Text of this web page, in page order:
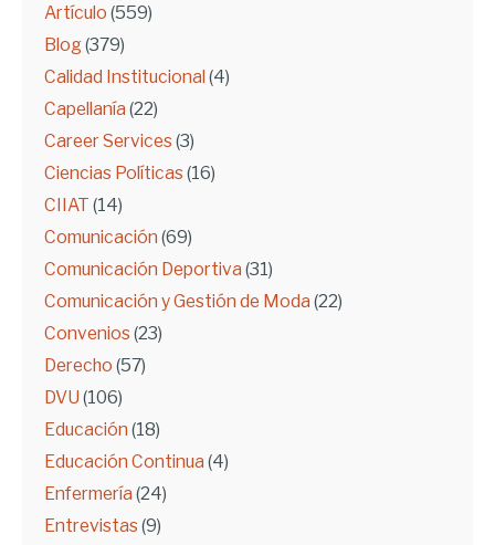
Artículo (559)
Blog(379)
Calidad Institucional (4)
Capellanía (22)
Career Services (3)
Ciencias Políticas (16)
CIIAT (14)
Comunicación (69)
Comunicación Deportiva (31)
Comunicación y Gestión de Moda (22)
Convenios (23)
Derecho (57)
DVU (106)
Educación (18)
Educación Continua (4)
Enfermería (24)
Entrevistas (9)